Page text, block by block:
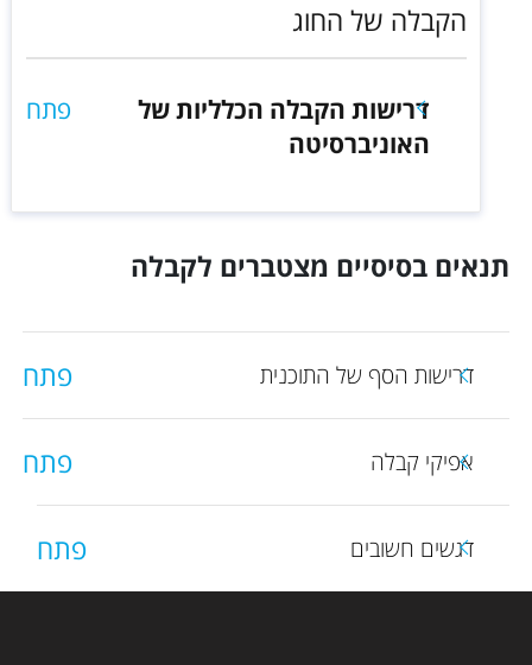
הקבלה של החוג
דרישות הקבלה הכלליות של
האוניברסיטה
פתח
תנאים בסיסיים מצטברים לקבלה
דרישות הסף של התוכנית פתח
אפיקי קבלה פתח
דגשים חשובים פתח